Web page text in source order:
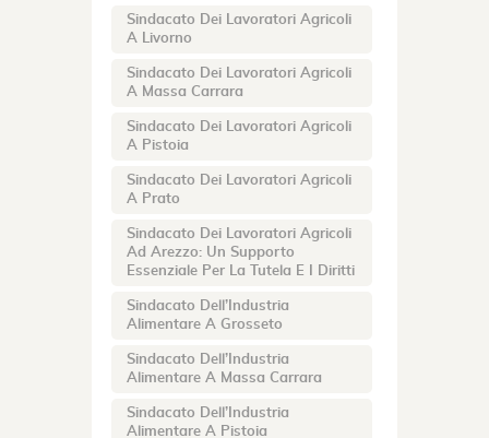
Sindacato Dei Lavoratori Agricoli
A Livorno
Sindacato Dei Lavoratori Agricoli
A Massa Carrara
Sindacato Dei Lavoratori Agricoli
A Pistoia
Sindacato Dei Lavoratori Agricoli
A Prato
Sindacato Dei Lavoratori Agricoli
Ad Arezzo: Un Supporto
Essenziale Per La Tutela E I Diritti
Sindacato Dell’Industria
Alimentare A Grosseto
Sindacato Dell’Industria
Alimentare A Massa Carrara
Sindacato Dell’Industria
Alimentare A Pistoia